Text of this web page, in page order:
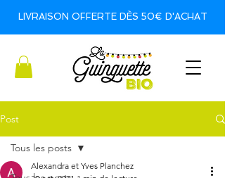
LIVRAISON OFFERTE DÈS 50€ D'ACHAT
Post
Tous les posts
Alexandra et Yves Planchez